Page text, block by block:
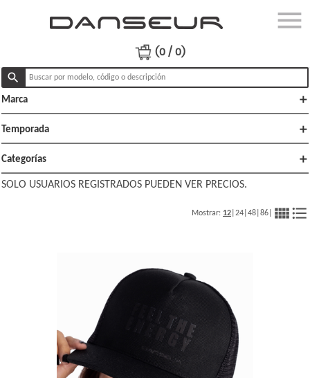
menu
Productos
Ofertas
Lo
nuevo
(0 / 0)
search
Marca add
Temporada add
Categorías add
SOLO USUARIOS REGISTRADOS PUEDEN VER PRECIOS.
Mostrar: 12 24 48 86 view_comfyformat_list_bulleted